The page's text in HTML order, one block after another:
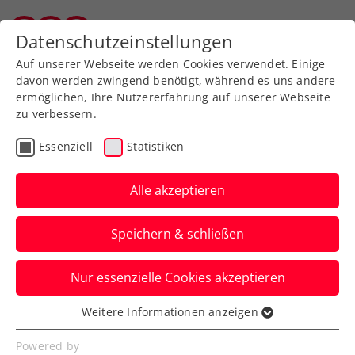
Zurück zur Newsübersicht
Turniere
NÖ Open powered by
EVN: Blood, Sweat &
Tears
Einzig Dennis Novak übersteht beim ATP-
Challenger in Tulln die erste Runde der
Qualifikation.
Verfasst von: Presseaussendung / Redaktion, 31.08.2025
Datenschutzeinstellungen
Auf unserer Webseite werden Cookies verwendet. Einige
davon werden zwingend benötigt, während es uns andere
ermöglichen, Ihre Nutzererfahrung auf unserer Webseite
zu verbessern.
Essenziell Statistiken
Alle akzeptieren
Speichern & schließen
Nur essenzielle Cookies akzeptieren
Essenziell
Essenzielle Cookies werden für grundlegende
Weitere Informationen anzeigen
Powered by